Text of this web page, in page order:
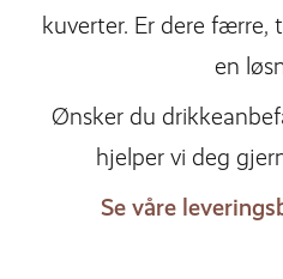
kuverter. Er dere færre,
en
Ønsker du
hjelper vi deg
Se våre